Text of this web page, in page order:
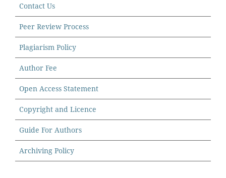
Contact Us
Peer Review Process
Plagiarism Policy
Author Fee
Open Access Statement
Copyright and Licence
Guide For Authors
Archiving Policy